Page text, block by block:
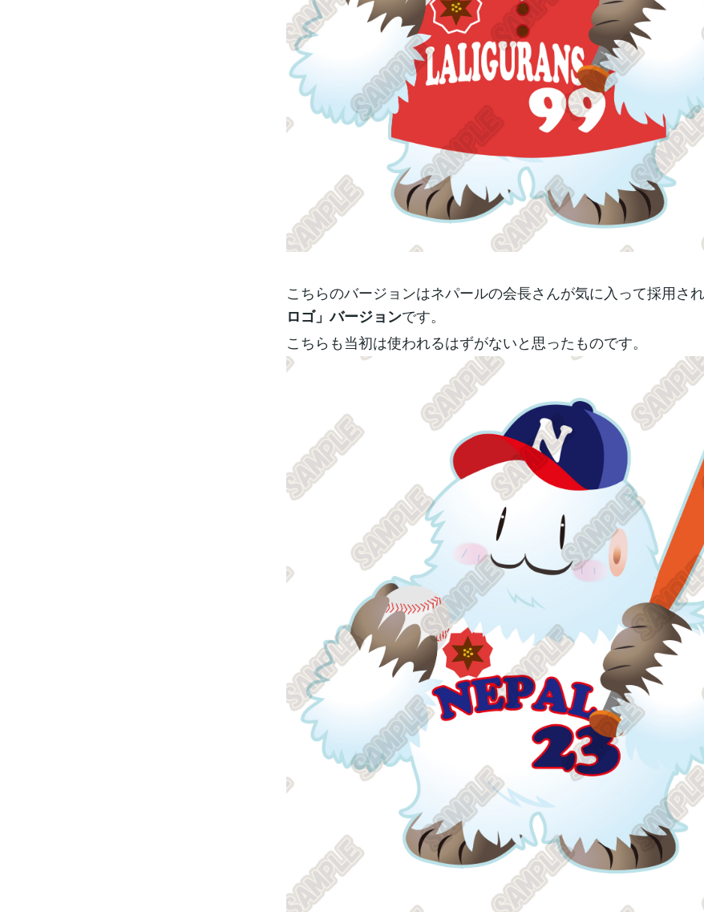
こちらのバージョンはネパールの会長さんが気に入って採用さ
ロゴ」バージョンです。
こちらも当初は使われるはずがないと思ったものです。